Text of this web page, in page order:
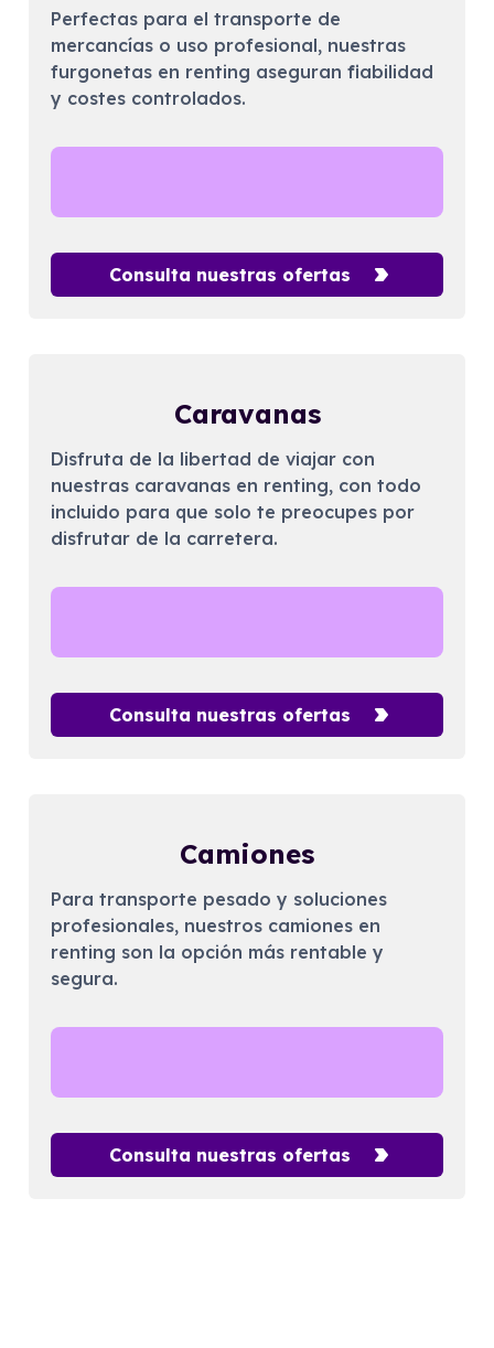
Perfectas para el transporte de
mercancías o uso profesional, nuestras
furgonetas en renting aseguran fiabilidad
y costes controlados.
Consulta nuestras ofertas
Caravanas
Disfruta de la libertad de viajar con
nuestras caravanas en renting, con todo
incluido para que solo te preocupes por
disfrutar de la carretera.
Consulta nuestras ofertas
Camiones
Para transporte pesado y soluciones
profesionales, nuestros camiones en
renting son la opción más rentable y
segura.
Consulta nuestras ofertas